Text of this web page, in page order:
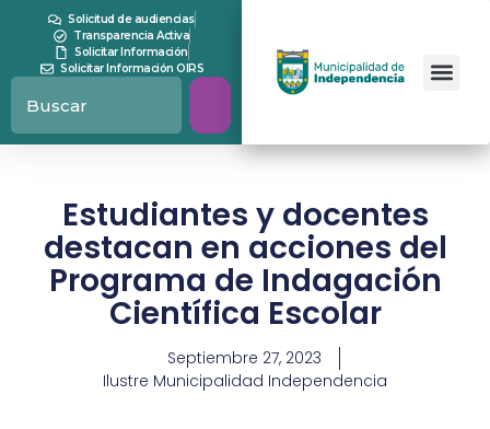
Solicitud de audiencias
Transparencia Activa
Solicitar Información
Solicitar Información OIRS
Estudiantes y docentes
destacan en acciones del
Programa de Indagación
Científica Escolar
Septiembre 27, 2023
Ilustre Municipalidad Independencia